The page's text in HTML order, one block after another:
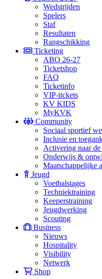
Wedstrijden
Spelers
Staf
Resultaten
Rangschikking
Ticketing
ABO 26-27
Ticketshop
FAQ
Ticketinfo
VIP-tickets
KV KIDS
MyKVK
Community
Sociaal sportief
Inclusie en
Activering naar
Onderwijs &
Maatschappelijke
Jeugd
Voetbalstages
Techniektraining
Keeperstraining
Jeugdwerking
Scouting
Business
Nieuws
Hospitality
Visibility
Netwerk
Shop